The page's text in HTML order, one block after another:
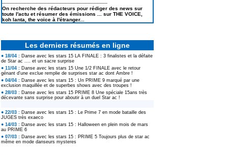
Revivez tous les feux d'artifice
géants et concerts du 4 Juillet
2026 pour le 250e anniversaire
Le casting de SECRET STORY 14
en portraits & la liste des secrets
Koh Lanta les reliques du destins
: Le suivi des scores : Pire score
BILAN
Elodie FREGE de retour à la
chanson : ses lives à LA FETE DE
LA MUSIQUE 2026
---------------------------------------------------------------------
On recherche des rédacteurs pour rédiger des news sur
toute l'actu et résumer des émissions ... sur THE VOICE,
koh lanta, the voice à l'étranger...
Les derniers résumés en ligne
● 18/04 : Danse avec les stars 15 LA FINALE : 3 finalistes et la défaite
de Star ac .... et un sacre surprise
● 11/04 : Danse avec les stars 15 Une 1/2 FINALE avec le retour
génant d'une exclue remplie de surprises star ac dont Ambre !
● 04/04 : Danse avec les stars 15 : Un PRIME 9 marqué par une
exclusion maquillée et de superbes shows avec des troupes !
● 28/03 : Danse avec les stars 15 PRIME 8 Une spéciale 15ans très
décevante sans surprise pour aboutir à un duel Star ac !
● 22/03 : Danse avec les stars 15 : Le Prime 7 en mode bataille des
JUGES très exaeco
● 14/03 : Danse avec les stars 15 : Halloween en plein mois de mars
au PRIME 6
● 07/03 : Danse avec les stars 15 : PRIME 5 Toujours plus de star ac
même en mode danseurs mysteres